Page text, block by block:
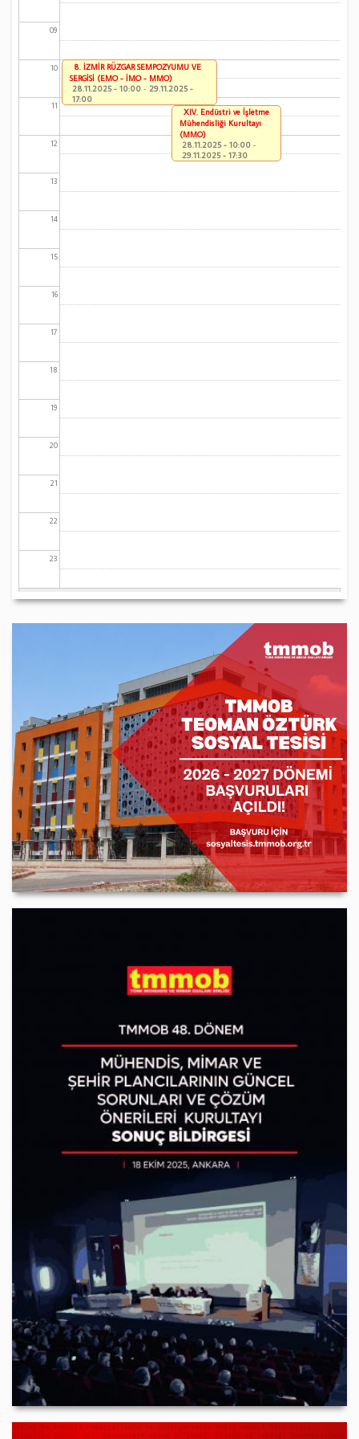
09
10
11
12
13
14
15
16
17
18
19
20
21
22
23
8. İZMİR RÜZGAR SEMPOZYUMU VE
SERGİSİ (EMO - İMO - MMO)
28.11.2025 - 10:00 - 29.11.2025 -
17:00
XIV. Endüstri ve İşletme
Mühendisliği Kurultayı
(MMO)
28.11.2025 - 10:00 -
29.11.2025 - 17:30